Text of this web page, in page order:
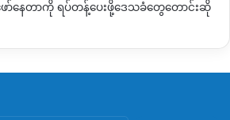
ာ်နေတာကို ရပ်တန့်ပေးဖို့ဒေသခံတွေတောင်းဆို